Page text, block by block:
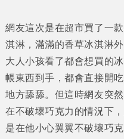
網友這次是在超市買了一
淇淋，滿滿的香草冰淇淋
大人小孩看了都會想買的
帳東西到手，都會直接開
地方舔舔。但這時網友突
在不破壞巧克力的情況下
是在他小心翼翼不破壞巧